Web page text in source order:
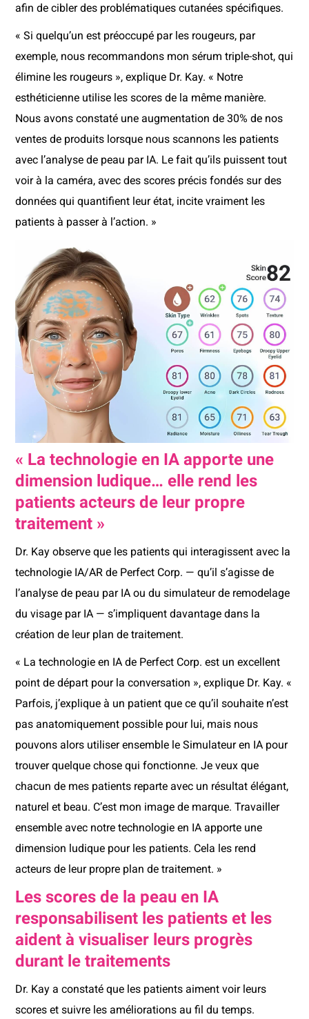
afin de cibler des problématiques cutanées spécifiques.
« Si quelqu’un est préoccupé par les rougeurs, par
exemple, nous recommandons mon sérum triple-shot, qui
élimine les rougeurs », explique Dr. Kay. « Notre
esthéticienne utilise les scores de la même manière.
Nous avons constaté une augmentation de 30% de nos
ventes de produits lorsque nous scannons les patients
avec l’analyse de peau par IA. Le fait qu’ils puissent tout
voir à la caméra, avec des scores précis fondés sur des
données qui quantifient leur état, incite vraiment les
patients à passer à l’action. »
« La technologie en IA apporte une
dimension ludique… elle rend les
patients acteurs de leur propre
traitement »
Dr. Kay observe que les patients qui interagissent avec la
technologie IA/AR de Perfect Corp. — qu’il s’agisse de
l’analyse de peau par IA ou du simulateur de remodelage
du visage par IA — s’impliquent davantage dans la
création de leur plan de traitement.
« La technologie en IA de Perfect Corp. est un excellent
point de départ pour la conversation », explique Dr. Kay. «
Parfois, j’explique à un patient que ce qu’il souhaite n’est
pas anatomiquement possible pour lui, mais nous
pouvons alors utiliser ensemble le Simulateur en IA pour
trouver quelque chose qui fonctionne. Je veux que
chacun de mes patients reparte avec un résultat élégant,
naturel et beau. C’est mon image de marque. Travailler
ensemble avec notre technologie en IA apporte une
dimension ludique pour les patients. Cela les rend
acteurs de leur propre plan de traitement. »
Les scores de la peau en IA
responsabilisent les patients et les
aident à visualiser leurs progrès
durant le traitements
Dr. Kay a constaté que les patients aiment voir leurs
scores et suivre les améliorations au fil du temps.